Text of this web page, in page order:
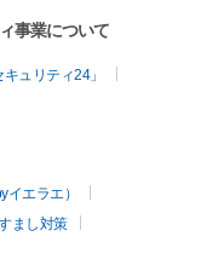
事業について
ュリティ24」
エラエ）
まし対策